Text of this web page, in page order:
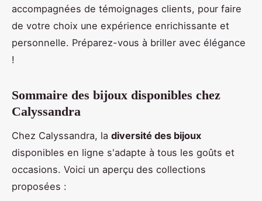
accompagnées de témoignages clients, pour faire
de votre choix une expérience enrichissante et
personnelle. Préparez-vous à briller avec élégance
!
Sommaire des bijoux disponibles chez
Calyssandra
Chez Calyssandra, la diversité des bijoux
disponibles en ligne s'adapte à tous les goûts et
occasions. Voici un aperçu des collections
proposées :